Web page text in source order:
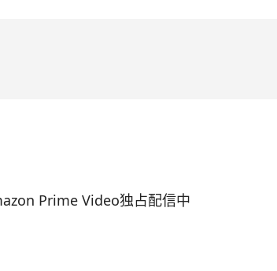
Prime Video独占配信中